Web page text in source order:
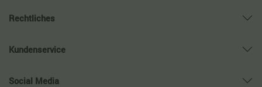
Rechtliches
Kundenservice
Social Media